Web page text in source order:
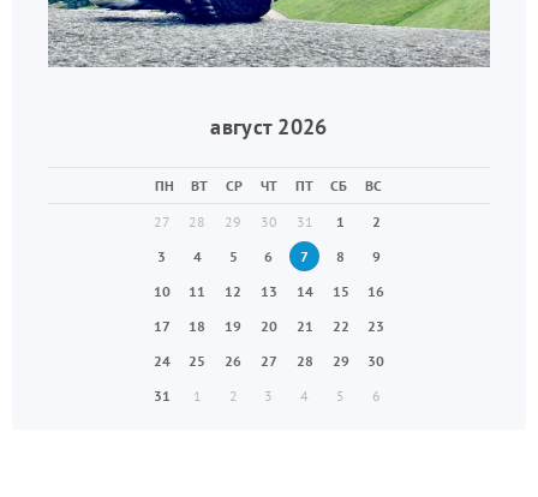
август 2026
ПН ВТ СР ЧТ ПТ СБ
ВС
27
28 29 30 31 1
2
3
4 5 6 7 8
9
10
11 12 13 14 15
16
17
18 19 20 21 22
23
24
25 26 27 28 29
30
31
1 2 3 4 5 6